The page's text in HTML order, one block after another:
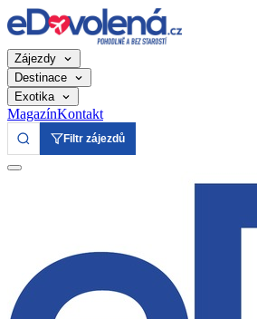
Zájezdy
Destinace
Exotika
MagazínKontakt
Filtr zájezdů